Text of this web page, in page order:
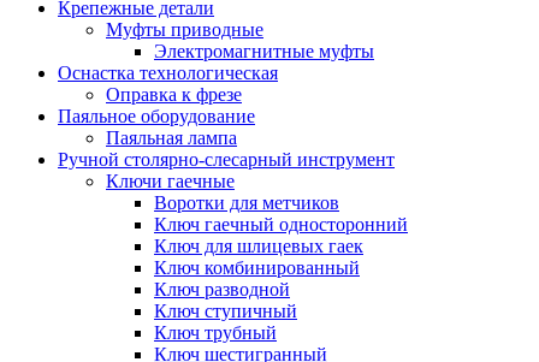
Крепежные детали
Муфты приводные
Электромагнитные муфты
Оснастка технологическая
Оправка к фрезе
Паяльное оборудование
Паяльная лампа
Ручной столярно-слесарный инструмент
Ключи гаечные
Воротки для метчиков
Ключ гаечный односторонний
Ключ для шлицевых гаек
Ключ комбинированный
Ключ разводной
Ключ ступичный
Ключ трубный
Ключ шестигранный